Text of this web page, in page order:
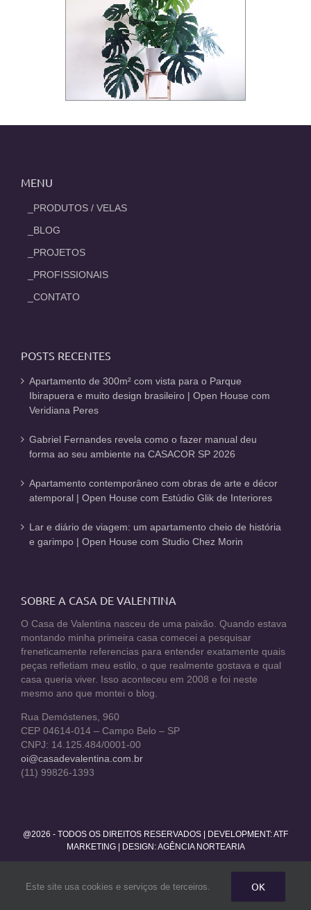
MENU
_PRODUTOS / VELAS
_BLOG
_PROJETOS
_PROFISSIONAIS
_CONTATO
POSTS RECENTES
Apartamento de 300m² com vista para o Parque
Ibirapuera e muito design brasileiro | Open House com
Veridiana Peres
Gabriel Fernandes revela como o fazer manual deu
forma ao seu ambiente na CASACOR SP 2026
Apartamento contemporâneo com obras de arte e décor
atemporal | Open House com Estúdio Glik de Interiores
Lar e diário de viagem: um apartamento cheio de história
e garimpo | Open House com Studio Chez Morin
SOBRE A CASA DE VALENTINA
O Casa de Valentina nasceu de uma paixão. Quando estava
montando minha primeira casa comecei a pesquisar
freneticamente referencias para entender exatamente quais
peças refletiam meu estilo, o que realmente gostava e qual
casa queria viver. Isso aconteceu em 2008 e foi neste
mesmo ano que montei o blog.
Rua Demóstenes, 960
CEP 04614-014 – Campo Belo – SP
CNPJ: 14.125.484/0001-00
oi@casadevalentina.com.br
(11) 99826-1393
@2026 - TODOS OS DIREITOS RESERVADOS | DEVELOPMENT:ATF
MARKETING| DESIGN: AGÊNCIA NORTEARIA
FacebookTwitterInstagramPinterestYouTube
Este site usa cookies e serviços de terceiros. OK